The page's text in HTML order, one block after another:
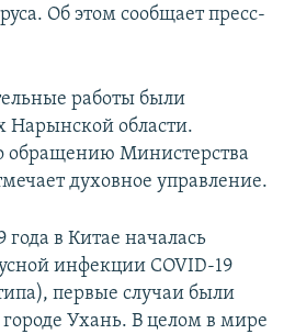
Об этом сообщает пресс-
работы были
Нарынской области.
обращению Министерства
духовное управление.
года в Китае началась
инфекции COVID-19
первые случаи были
Ухань. В целом в мире